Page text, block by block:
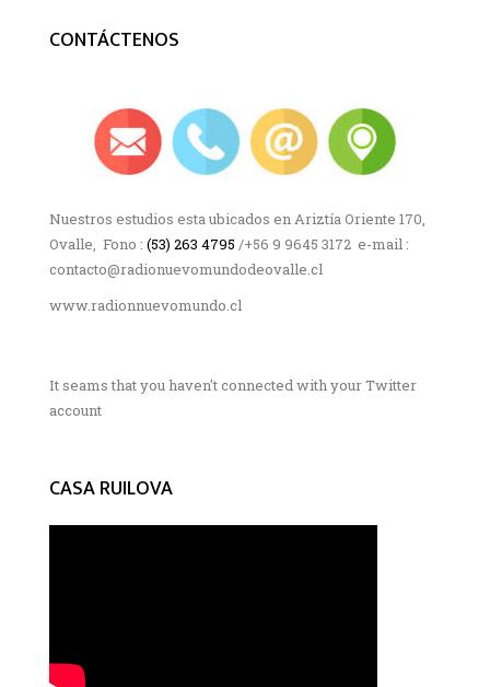
CONTÁCTENOS
Nuestros estudios esta ubicados en Ariztía Oriente 170,
Ovalle, Fono : (53) 263 4795 /+56 9 9645 3172 e-mail :
contacto@radionuevomundodeovalle.cl
www.radionnuevomundo.cl
It seams that you haven't connected with your Twitter
account
CASA RUILOVA